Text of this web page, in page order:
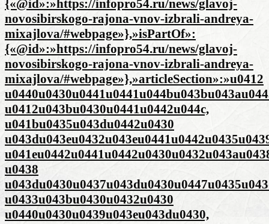
{«@id»:»https://infopro54.ru/news/glavoj-
novosibirskogo-rajona-vnov-izbrali-andreya-
mixajlova/#webpage»},»isPartOf»:
{«@id»:»https://infopro54.ru/news/glavoj-
novosibirskogo-rajona-vnov-izbrali-andreya-
mixajlova/#webpage»},»articleSection»:»u0412
u0412u043bu0430u0441u0442u044c,
u041bu0435u043du0442u0430
u0438
u0433u043bu0430u0432u0430
u0440u0430u0439u043eu043du0430,